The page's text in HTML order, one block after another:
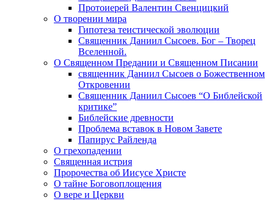
Протоиерей Валентин Свенцицкий
О творении мира
Гипотеза теистической эволюции
Священник Даниил Сысоев. Бог – Творец
Вселенной.
О Священном Предании и Священном Писании
священник Даниил Сысоев о Божественном
Откровении
Священник Даниил Сысоев “О Библейской
критике”
Библейские древности
Проблема вставок в Новом Завете
Папирус Райленда
О грехопадении
Священная истрия
Пророчества об Иисусе Христе
О тайне Боговоплощения
О вере и Церкви